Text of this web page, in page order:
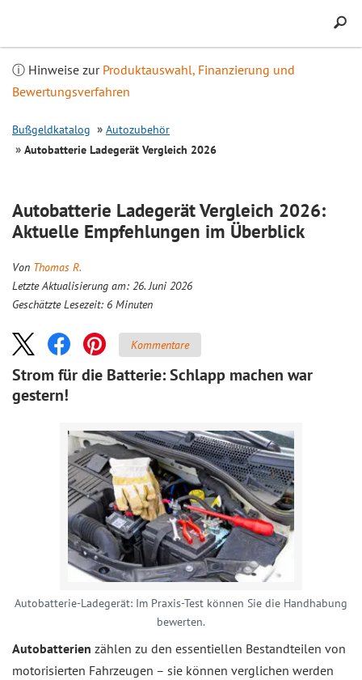
ⓘ Hinweise zur Produktauswahl, Finanzierung und
Bewertungsverfahren
Bußgeldkatalog
Autozubehör
Autobatterie Ladegerät Vergleich 2026
Autobatterie LadegerätVergleich 2026:
Aktuelle Empfehlungen im Überblick
Von Thomas R.
Letzte Aktualisierung am: 26. Juni 2026
Geschätzte Lesezeit: 6 Minuten
Kommentare
Strom für die Batterie: Schlapp machen war
gestern!
Autobatterie-Ladegerät: Im Praxis-Test können Sie die Handhabung
bewerten.
Autobatterien zählen zu den essentiellen Bestandteilen von
motorisierten Fahrzeugen – sie können verglichen werden